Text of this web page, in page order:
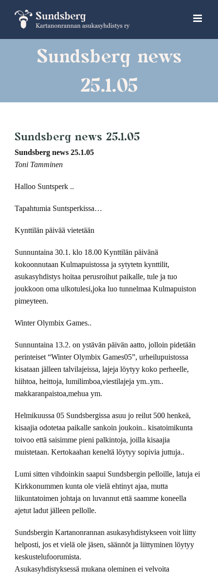
content
Sundsberg news
25.1.05
Sundsberg news 25.1.05
Sundsberg news 25.1.05
Toni Tamminen
Halloo Suntsperk ..
Tapahtumia Suntsperkissa…
Kynttilän päivää vietetään
Sunnuntaina 30.1. klo 18.00 Kynttilän päivänä
kokoonnutaan Kulmapuistossa ja sytytetn kynttilit,
asukasyhdistys hoitaa perusroihut paikalle, tule ja tuo
joukkoon oma ulkotulesi,joka luo tunnelmaa Kulmapuiston
pimeyteen.
Winter Olymbix Games..
Sunnuntaina 13.2. on ystävän päivän aatto, jolloin pidetään
perinteiset “Winter Olymbix Games05”, urheilupuistossa
kisataan jälleen talvilajeissa, lajeja löytyy koko perheelle,
hiihtoa, heittoja, lumilimboa,viestilajeja ym..ym..
makkaranpaistoa,mehua ym.
Helmikuussa 05 Sundsbergissa asuu jo reilut 500 henkeä,
kisaajia odotetaa paikalle sankoin joukoin.. kisatoimikunta
toivoo että saisimme pieni palkintoja, joilla kisaajia
muistetaan. Kertokaahan keneltä löytyy sopivia juttuja..
Lumi sitten vihdoinkin saapui Sundsbergin pelloille, latuja ei
Kirkkonummen kunta ole vielä ehtinyt ajaa, mutta
liikuntatoimen johtaja on luvannut että saamme koneella
ajetut ladut jälleen pellolle.
Sundsbergin Kartanonrannan asukasyhdistykseen voit liitty
helposti, jos et vielä ole jäsen, säännöt ja liittyminen löytyy
keskustelufoorumista.
Asukasyhdistyksessä mukana oleminen ei velvoita